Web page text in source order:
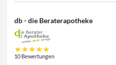
db - die Beraterapotheke
10 Bewertungen